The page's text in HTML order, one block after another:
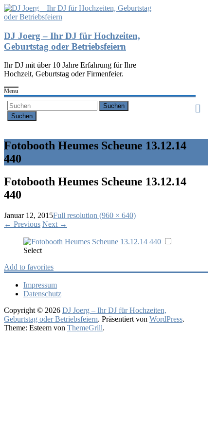
DJ Joerg – Ihr DJ für Hochzeiten,
Geburtstag oder Betriebsfeiern
Ihr DJ mit über 10 Jahre Erfahrung für Ihre
Hochzeit, Geburtstag oder Firmenfeier.
Menu
Suchen
Fotobooth Heumes Scheune 13.12.14
440
Fotobooth Heumes Scheune 13.12.14
440
Januar 12, 2015Full resolution (960 × 640)
← Previous Next →
Select
Add to favorites
Impressum
Datenschutz
Copyright © 2026 DJ Joerg – Ihr DJ für Hochzeiten,
Geburtstag oder Betriebsfeiern. Präsentiert von WordPress.
Theme: Esteem von ThemeGrill.